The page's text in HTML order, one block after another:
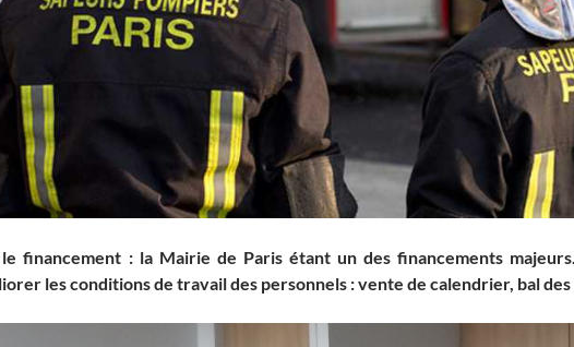
financement : la Mairie de Paris étant un des financements
les conditions de travail des personnels : vente de calendrier, bal